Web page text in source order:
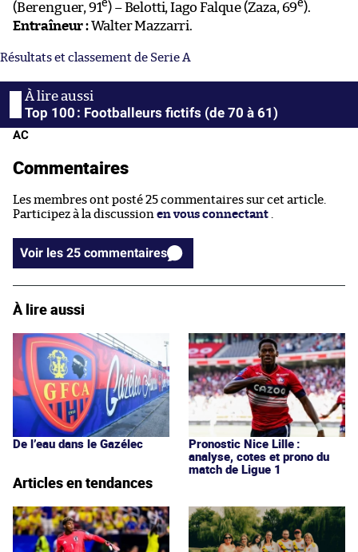
(Berenguer, 91e) – Belotti, Iago Falque (Zaza, 69e).
Entraîneur :Walter Mazzarri.
Résultats et classement de Serie A
Top 100 : Footballeurs fictifs (de 70 à 61)
AC
Commentaires
Les membres ont posté 25 commentaires sur cet article.
Participez à la discussion en vous connectant
Voir les 25 commentaires
À lire aussi
De l’eau dans le Gazélec
Pronostic Nice Lille :
analyse, cotes et prono du
match de Ligue 1
Articles en tendances